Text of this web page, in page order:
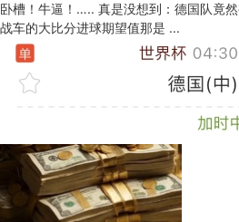
卧槽！牛逼！….. 真是没想到：德国队竟
战车的大比分进球期望值那是 ...